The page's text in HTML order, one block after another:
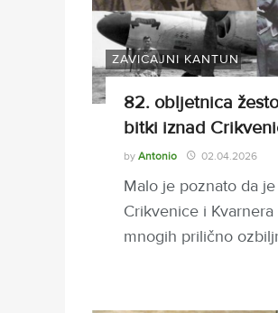
ZAVIČAJNI KANTUN
82. obljetnica
bitki iznad
by Antonio 02.04.2026
Malo je poznato da
Crikvenice i
mnogih prilično